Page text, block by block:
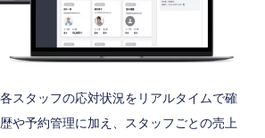
スタッフの応対状況をリアルタイムで確
や予約管理に加え、スタッフごとの売上